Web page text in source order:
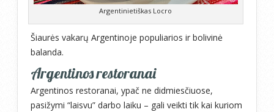
Argentinietiškas Locro
Šiaurės vakarų Argentinoje populiarios ir bolivinė
balanda.
Argentinos restoranai
Argentinos restoranai, ypač ne didmiesčiuose,
pasižymi “laisvu” darbo laiku – gali veikti tik kai kuriom